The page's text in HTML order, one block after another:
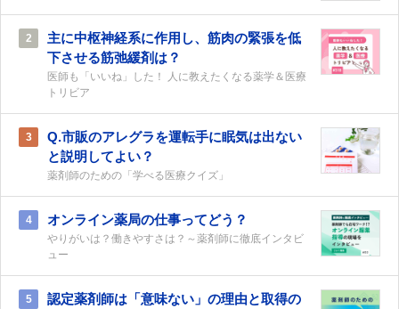
2
主に中枢神経系に作用し、筋肉の緊張を低
下させる筋弛緩剤は？
医師も「いいね」した！ 人に教えたくなる薬学＆医療
トリビア
3
Q.市販のアレグラを運転手に眠気は出ない
と説明してよい？
薬剤師のための「学べる医療クイズ」
4 オンライン薬局の仕事ってどう？
やりがいは？働きやすさは？～薬剤師に徹底インタビ
ュー
5
認定薬剤師は「意味ない」の理由と取得の